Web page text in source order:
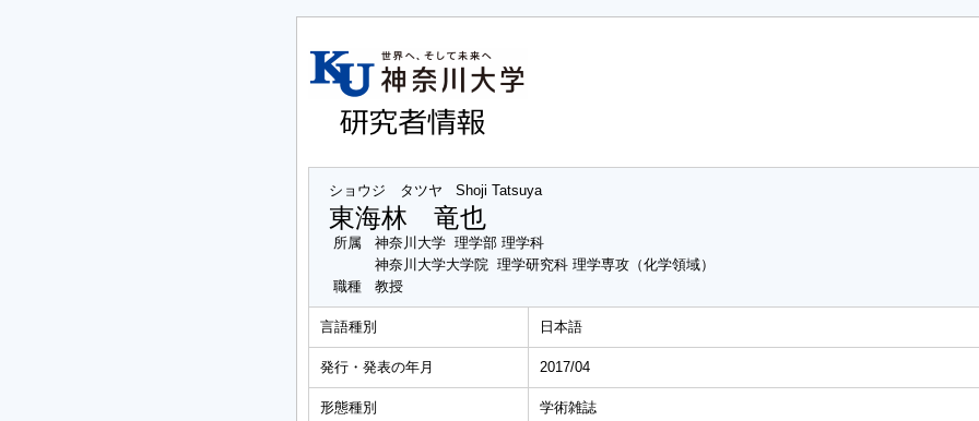
ショウジ タツヤ Shoji Tatsuya
東海林 竜也
所属
神奈川大学 理学部 理学科
神奈川大学大学院 理学研究科 理学専攻（化学領域）
職種
教授
言語種別 日本語
発行・発表の年月 2017/04
形態種別 学術雑誌